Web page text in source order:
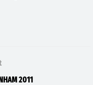
2011